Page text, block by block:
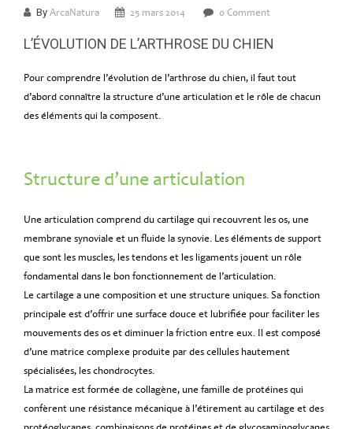
By ArcaNatura 25 mars 2014 0 Comment
L’ÉVOLUTION DE L’ARTHROSE DU CHIEN
Pour comprendre l’évolution de l’arthrose du chien, il faut tout
d’abord connaître la structure d’une articulation et le rôle de chacun
des éléments qui la composent.
Structure d’une articulation
Une articulation comprend du cartilage qui recouvrent les os, une
membrane synoviale et un fluide la synovie. Les éléments de support
que sont les muscles, les tendons et les ligaments jouent un rôle
fondamental dans le bon fonctionnement de l’articulation.
Le cartilage a une composition et une structure uniques. Sa fonction
principale est d’offrir une surface douce et lubrifiée pour faciliter les
mouvements des os et diminuer la friction entre eux. Il est composé
d’une matrice complexe produite par des cellules hautement
spécialisées, les chondrocytes.
La matrice est formée de collagène, une famille de protéines qui
confèrent une résistance mécanique à l’étirement au cartilage et des